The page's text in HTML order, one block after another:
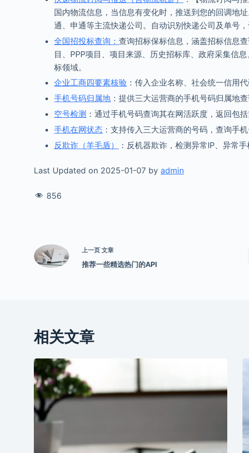
国内物流信息，当信息有变化时，推送到您的回调地
通、申通等主流快递公司。自动识别快递公司及单号
全国招投标查询：查询招标保标信息，涵盖招标信息
目、PPP项目、项目来源、历史招标库、政府采集信
标领域。
企业工商四要素核验 ：传入企业名称、社会统一信用
手机号码归属地 ：提供三大运营商的手机号码归属地查
空号检测 ：通过手机号码查询其在网活跃度，返回包括
手机在网状态 ：支持传入三大运营商的号码，查询手
反欺诈（羊毛盾）
：反机器欺诈，检测异常IP、异常手
Last Updated on 2025-01-07 byadmin
856
上一页文章
推荐一些精选热门的API
相关文章